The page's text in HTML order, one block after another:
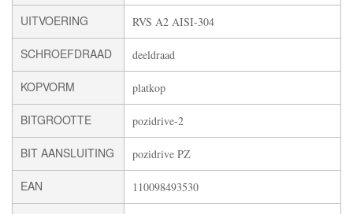
UITVOERING RVS A2 AISI-304
SCHROEFDRAAD deeldraad
KOPVORM platkop
BITGROOTTE pozidrive-2
BIT AANSLUITING pozidrive PZ
EAN 110098493530